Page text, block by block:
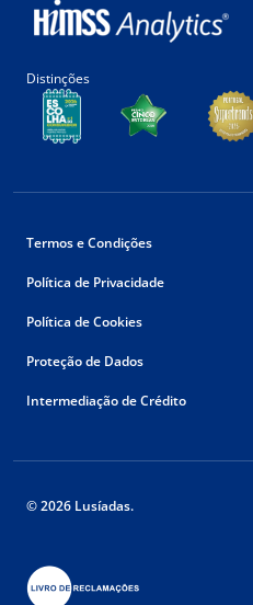
Distinções
Termos e Condições
Política de Privacidade
Política de Cookies
Proteção de Dados
Intermediação de Crédito
© 2026 Lusíadas.